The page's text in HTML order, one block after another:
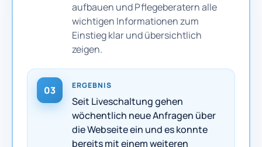
aufbauen und Pflegeberatern alle
wichtigen Informationen zum
Einstieg klar und übersichtlich
zeigen.
03 ERGEBNIS
Seit Liveschaltung gehen
wöchentlich neue Anfragen über
die Webseite ein und es konnte
bereits mit einem weiteren